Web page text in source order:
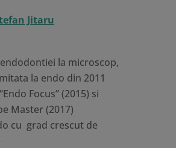
Jitaru
la microscop,
la endo din 2011
Focus” (2015) si
Master (2017)
cu grad crescut de